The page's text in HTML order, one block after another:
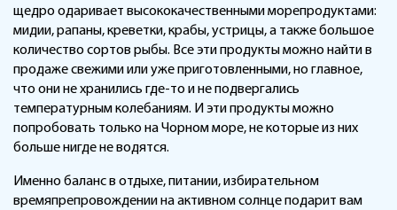
щедро одаривает высококачественными морепродуктами:
мидии, рапаны, креветки, крабы, устрицы, а также большое
количество сортов рыбы. Все эти продукты можно найти в
продаже свежими или уже приготовленными, но главное,
что они не хранились где-то и не подвергались
температурным колебаниям. И эти продукты можно
попробовать только на Чорном море, не которые из них
больше нигде не водятся.
Именно баланс в отдыхе, питании, избирательном
времяпрепровождении на активном солнце подарит вам